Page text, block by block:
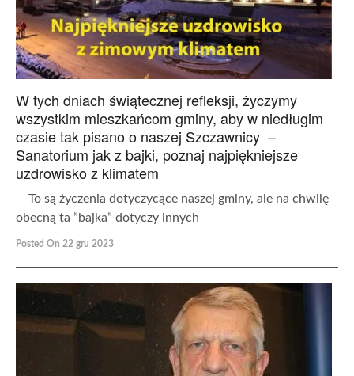
W tych dniach świątecznej refleksji, życzymy
wszystkim mieszkańcom gminy, aby w niedługim
czasie tak pisano o naszej Szczawnicy –
Sanatorium jak z bajki, poznaj najpiękniejsze
uzdrowisko z klimatem
To są życzenia dotyczycące naszej gminy, ale na chwilę
obecną ta ”bajka” dotyczy innych
Posted On 22 gru 2023